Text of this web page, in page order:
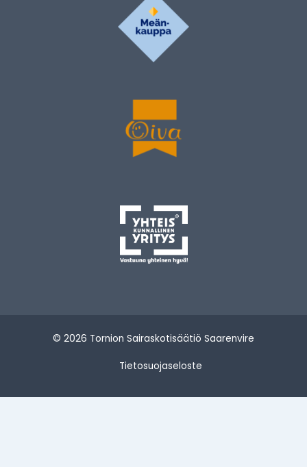
© 2026 Tornion Sairaskotisäätiö Saarenvire
Tietosuojaseloste